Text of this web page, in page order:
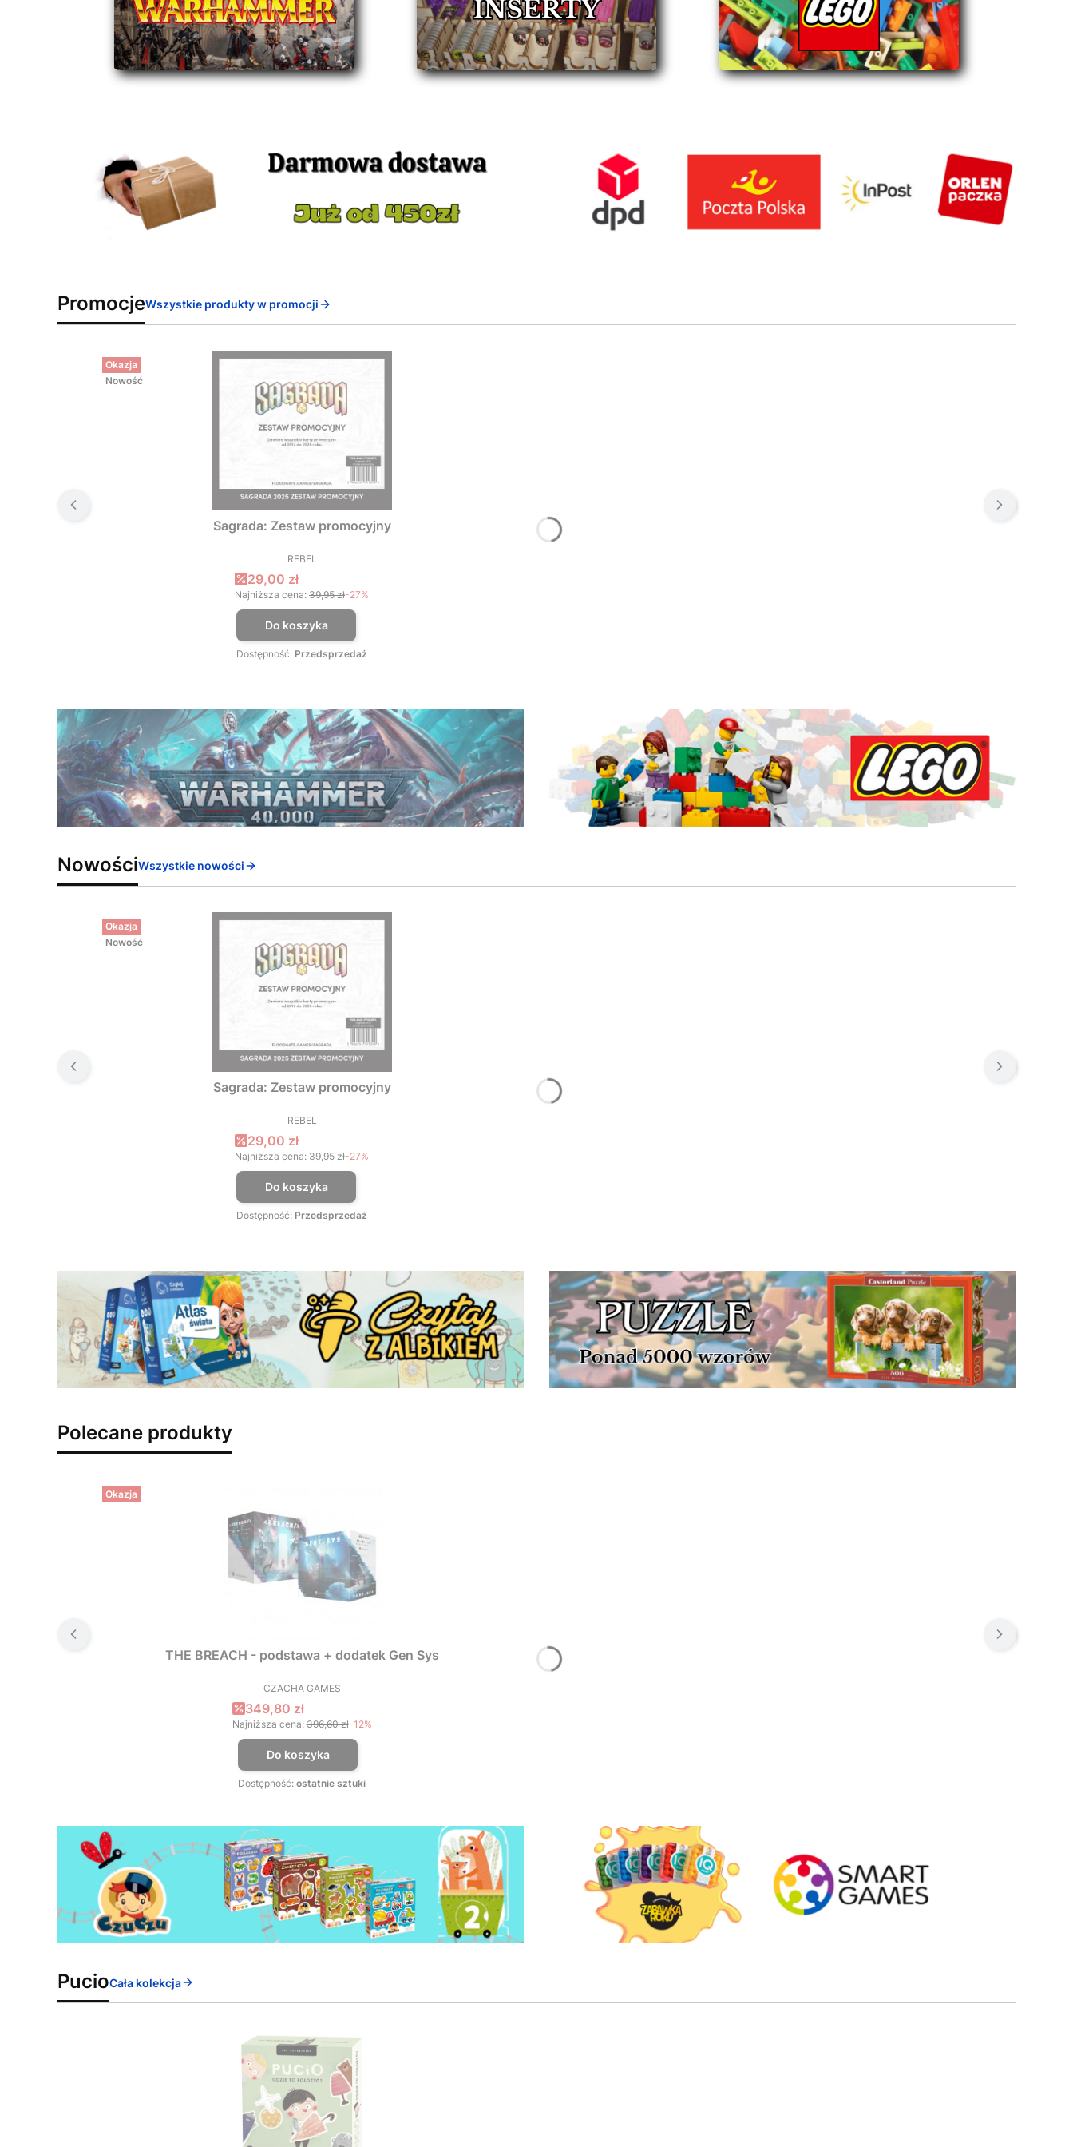
PromocjeWszystkie produkty w promocji
Okazja
Nowość
Sagrada: Zestaw promocyjny
PRODUCENT
REBEL
Cena promocyjna
29,00 zł
Najniższa cena: 39,95 zł-27%
Do koszyka
Dostępność: Przedsprzedaż
NowościWszystkie nowości
Okazja
Nowość
Sagrada: Zestaw promocyjny
PRODUCENT
REBEL
Cena promocyjna
29,00 zł
Najniższa cena: 39,95 zł-27%
Do koszyka
Dostępność: Przedsprzedaż
Polecane produkty
Okazja
THE BREACH - podstawa + dodatek Gen Sys
PRODUCENT
CZACHA GAMES
Cena promocyjna
349,80 zł
Najniższa cena: 396,60 zł-12%
Do koszyka
Dostępność: ostatnie sztuki
PucioCała kolekcja